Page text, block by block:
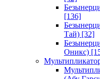
[136]
Тай) [32]
Оникс)